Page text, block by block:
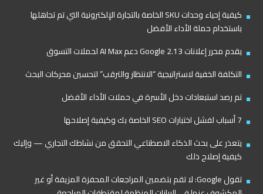
كيفية إحياء وحدات SKU الخاصة بالتجارة الإلكترونية التي تم تجاهلها
باستخدام حملة الأداء الأفضل
يقدم محرر إعلانات Google 2.13 دعم AI Max لحملات التسوق
التكلفة الخفية لاستراتيجية “الانتظار والترقب” لتحسين محركات البحث
تم رصد استبعادات دخل الأسرة في حملات الأداء الأفضل
7 أسباب لفشل اختبارات SEO الخاصة بك وكيفية إصلاحها
يتعذر على بحث الذكاء الاصطناعي التحقق من نشاطك التجاري — وإليك
كيفية إصلاح ذلك
تقول Google: لا تقم بتضمين المراجعات المحفزة المزيفة أو غير